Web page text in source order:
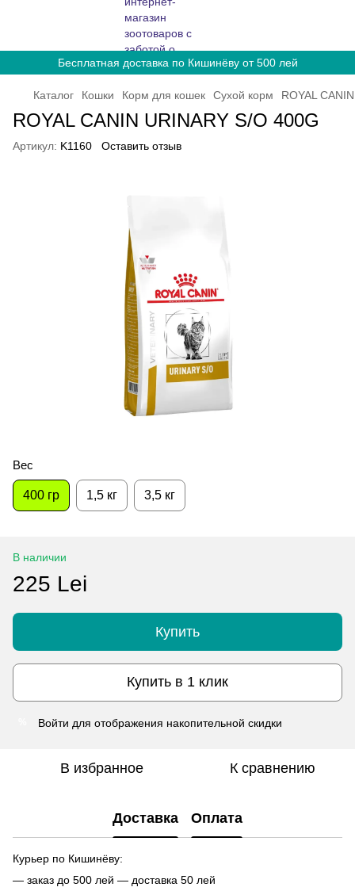
Бесплатная доставка по Кишинёву от 500 лей
Каталог Кошки Корм для кошек Сухой корм ROYAL
ROYAL CANIN URINARY S/O 400G
Артикул: K1160 Оставить отзыв
Вес
400 гр 1,5 кг 3,5 кг
В наличии
225 Lei
Купить
Купить в 1 клик
Войти для отображения накопительной скидки
В избранное К сравнению
Доставка Оплата
Курьер по Кишинёву:
— заказ до 500 лей — доставка 50 лей